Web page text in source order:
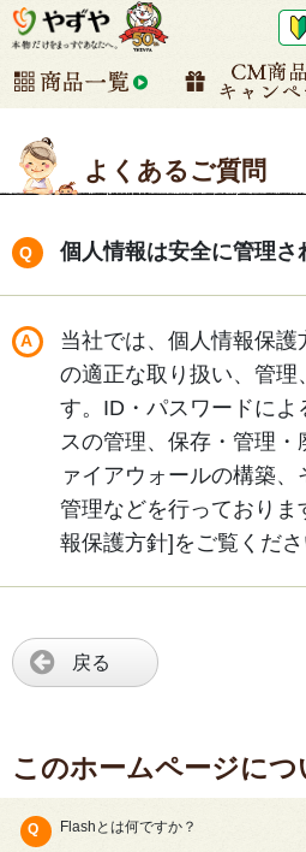
よくあるご質問
個人情報は安全に管理さ
当社では、個人情報保護
の適正な取り扱い、管理
す。ID・パスワードによ
スの管理、保存・管理
ァイアウォールの構築
管理などを行っており
報保護方針]をご覧くださ
戻る
このホームページにつ
Flashとは何ですか？